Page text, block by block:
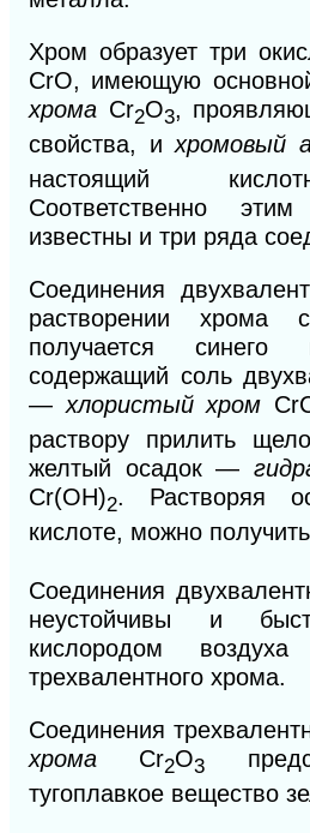
Хром образует три
СrО, имеющую
хрома Сr2О3,
свойства, ихромовый
настоящий
Соответственно
известны и три ряда
Соединения
растворении хрома
получается синего
содержащий соль
— хлористый хром
раствору прилить
желтый осадок —
Сr(ОН)2. Растворяя
кислоте, можно
Соединения
неустойчивы и
кислородом
трехвалентного хрома.
Соединения
хрома Сr2О3
тугоплавкое вещество